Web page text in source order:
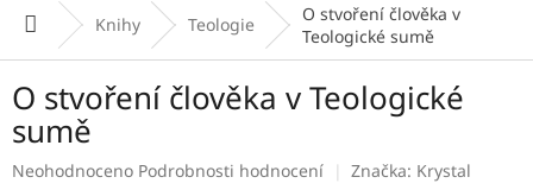
Domů Knihy Teologie
O stvoření člověka v
Teologické sumě
O stvoření člověka v Teologické
sumě
Průměrné
Neohodnoceno Podrobnosti hodnocení Značka: Krystal